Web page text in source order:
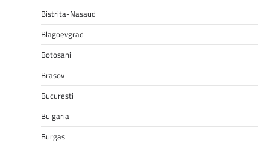
Bistrita-Nasaud
Blagoevgrad
Botosani
Brasov
Bucuresti
Bulgaria
Burgas